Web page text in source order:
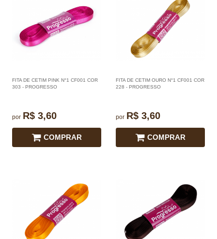
FITA DE CETIM PINK N°1 CF001 COR
303 - PROGRESSO
por R$ 3,60
COMPRAR
FITA DE CETIM OURO N°1 CF001 COR
228 - PROGRESSO
por R$ 3,60
COMPRAR